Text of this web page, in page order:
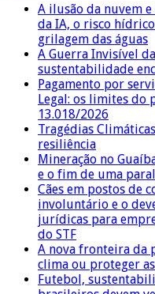
A ilusão da nuvem
da IA, o risco
grilagem das águas
A Guerra Invisível
sustentabilidade
Pagamento por
Legal: os limites do
13.018/2026
Tragédias
resiliência
Mineração no
e o fim de uma
Cães em postos de
involuntário e o
jurídicas para
do STF
A nova fronteira da
clima ou proteger as
Futebol,